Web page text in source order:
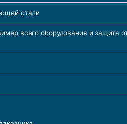
стали
всего оборудования и защита